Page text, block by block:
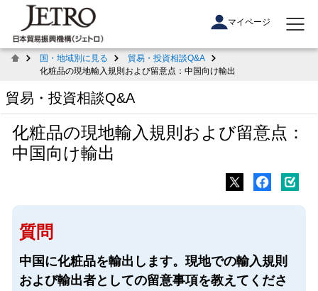
マイページ
国・地域別に見る
貿易・投資相談Q&A
化粧品の現地輸入規則および留意点：中国向け輸出
貿易・投資相談Q&A
化粧品の現地輸入規則および留意点：
中国向け輸出
質問
中国に化粧品を輸出します。現地での輸⼊規則
および輸出者としての留意事項を教えてくださ